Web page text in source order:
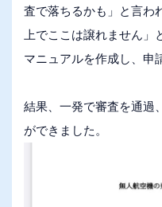
査で落ちるかも」と言わ
上でここは譲れません
マニュアルを作成し、申
結果、一発で審査を通過
ができました。